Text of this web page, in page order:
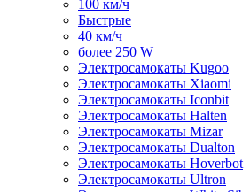
100 км/ч
Быстрые
40 км/ч
более 250 W
Электросамокаты Kugoo
Электросамокаты Xiaomi
Электросамокаты Iconbit
Электросамокаты Halten
Электросамокаты Mizar
Электросамокаты Dualton
Электросамокаты Hoverbot
Электросамокаты Ultron